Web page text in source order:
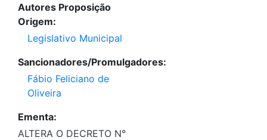
Autores Proposição
Origem:
Legislativo Municipal
Sancionadores/Promulgadores:
Fábio Feliciano de
Oliveira
Ementa:
ALTERA O DECRETO N°